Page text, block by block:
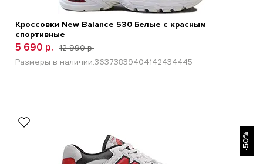
Кроссовки New Balance 530 Белые с красным
спортивные
5 690 р.
12 990 р.
Размеры в наличии:36373839404142434445
-50%